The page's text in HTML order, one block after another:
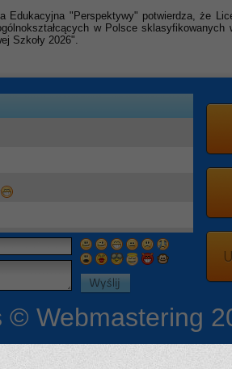
Edukacyjna "Perspektywy" potwierdza, że
w Polsce
Szkoły 2026".
stara edycja wtf
dla pierwszoklasistów?
© Webmastering